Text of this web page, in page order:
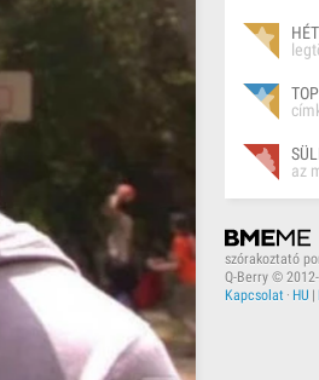
az
szórakoztató
Q-Berry ©
Kapcsolat · HU |